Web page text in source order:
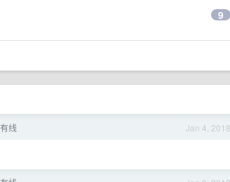
9
Jan 4, 2018
线